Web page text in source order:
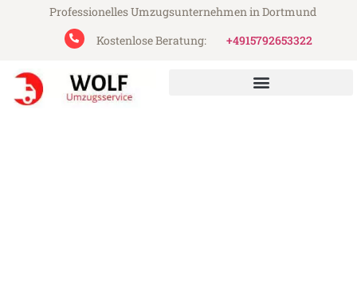
Professionelles Umzugsunternehmen in Dortmund
Kostenlose Beratung:
+4915792653322